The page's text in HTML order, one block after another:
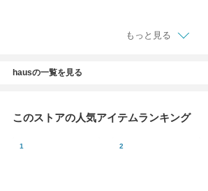
もっと見る
hausの一覧を見る
このストアの人気アイテムランキング